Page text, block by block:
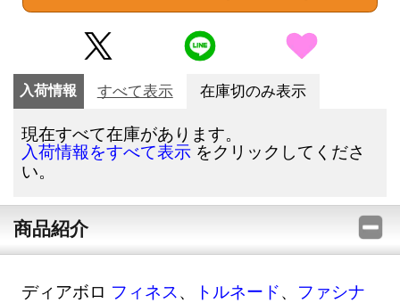
入荷情報 すべて表示 在庫切のみ表示
現在すべて在庫があります。
入荷情報をすべて表示 をクリックしてくださ
い。
商品紹介
ディアボロ フィネス 、 トルネード、 ファシナ